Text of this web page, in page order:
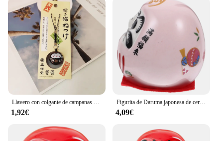
Llavero con colgante de campanas de Daruma de gato de la suerte japonés, llavero multicolor DIY, regalo de joyería con dijes de buena fortuna
1,92€
Figurita de Daruma japonesa de cerámica, estatua de Darma, decoración de la riqueza
4,09€